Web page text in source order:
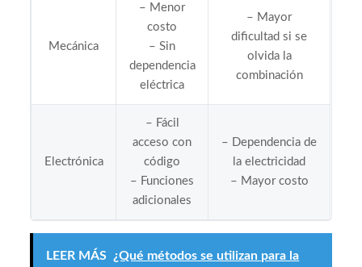
Mecánica
– Menor
costo
– Sin
dependencia
eléctrica
– Mayor
dificultad si se
olvida la
combinación
Electrónica
– Fácil
acceso con
código
– Funciones
adicionales
– Dependencia de
la electricidad
– Mayor costo
LEER MÁS ¿Qué métodos se utilizan para la